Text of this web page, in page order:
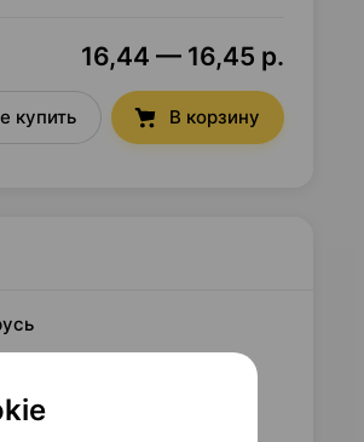
16,44 — 16,45 р.
купить В корзину